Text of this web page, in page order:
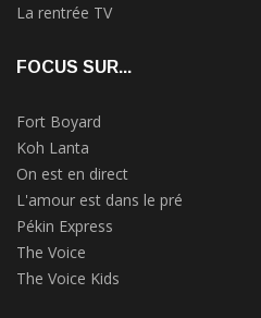
La rentrée TV
FOCUS SUR...
Fort Boyard
Koh Lanta
On est en direct
L'amour est dans le pré
Pékin Express
The Voice
The Voice Kids